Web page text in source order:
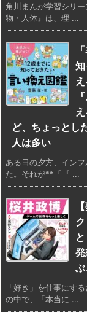
角川まんが学習シリ
物・人体』は、理 ...
ど、ちょっとし
人は多い
ある日の夕方、イン
た。それが**「『 ...
ぶ
「好き」を仕事にす
の中で、「本当に ...